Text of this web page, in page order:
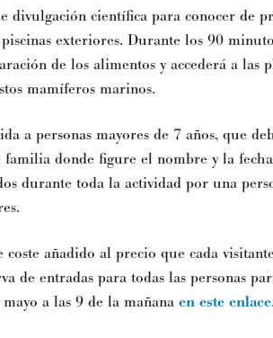
divulgación científica para conocer de
exteriores. Durante los 90
de los alimentos y accederá a las
mamíferos marinos.
a personas mayores de 7 años, que
donde figure el nombre y la
durante toda la actividad por una
coste añadido al precio que cada
de entradas para todas las personas
a las 9 de la mañana en este enlace.